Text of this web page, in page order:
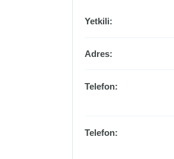
Yetkili:
Adres:
Telefon:
Telefon: